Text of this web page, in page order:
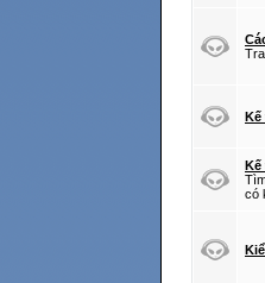
Kế
Kế
có